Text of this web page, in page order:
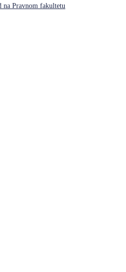
na Pravnom fakultetu